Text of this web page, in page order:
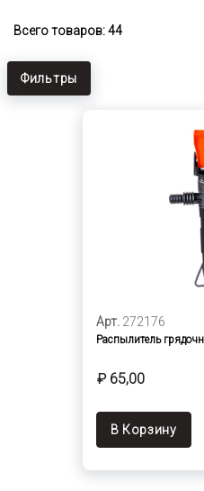
Всего товаров: 44
Фильтры
Арт. 272176
Распылитель
₽ 65,00
В Корзину